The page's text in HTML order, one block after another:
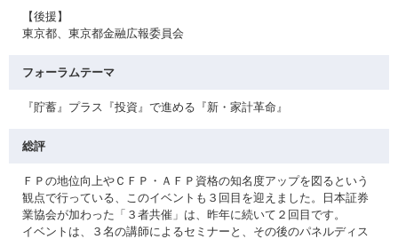
【後援】
東京都、東京都金融広報委員会
フォーラムテーマ
『貯蓄』プラス『投資』で進める『新・家計革命』
総評
ＦＰの地位向上やＣＦＰ・ＡＦＰ資格の知名度アップを図るという
観点で行っている、このイベントも３回目を迎えました。日本証券
業協会が加わった「３者共催」は、昨年に続いて２回目です。
イベントは、３名の講師によるセミナーと、その後のパネルディス